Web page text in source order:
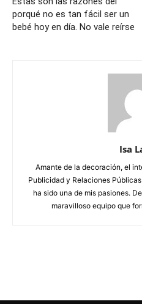
porqué no es tan fácil ser un
bebé hoy en día. No vale reírse
Isa
Amante de la decoración, el
Publicidad y Relaciones
ha sido una de mis pasiones.
maravilloso equipo que